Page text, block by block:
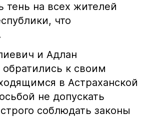
тень на всех жителей
что
и Адлан
к своим
в Астраханской
не допускать
соблюдать законы